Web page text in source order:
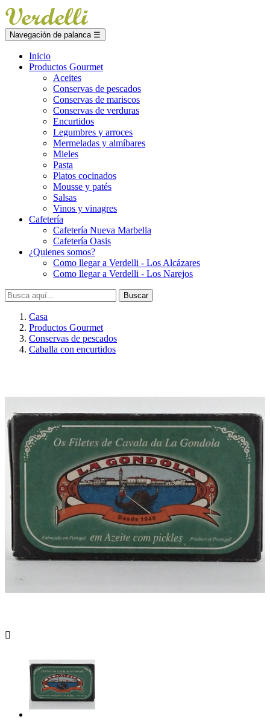
Navegación de palanca ☰
Inicio
Productos Gourmet
Aceites
Conservas de pescados
Conservas de mariscos
Conservas de verduras
Encurtidos
Legumbres y arroces
Mermeladas y almíbares
Mieles
Pasta
Platos cocinados
Mousse y patés
Salsas
Vinos y vinagres
Cafetería
Cafetería Nueva Marbella
Cafetería Oasis
¿Quienes somos?
Como llegar a Verdelli - Los Alcázares
Como llegar a Verdelli - Los Narejos
Buscar
Casa
Productos Gourmet
Conservas de pescados
Caballa con encurtidos
